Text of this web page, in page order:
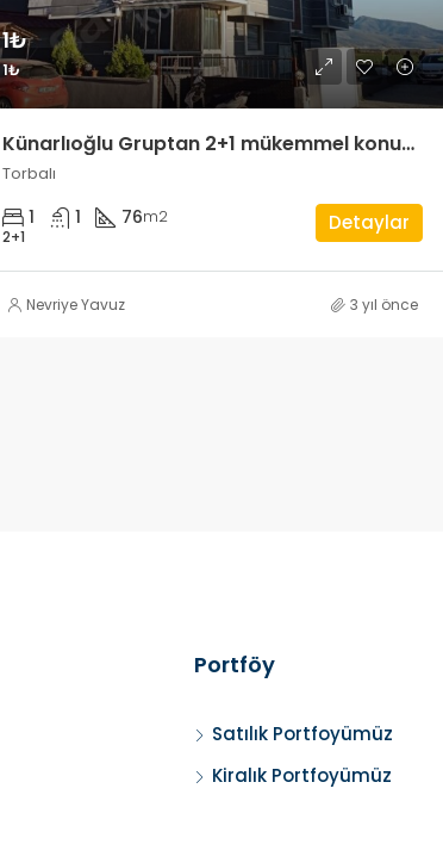
1₺
1₺
Künarlıoğlu Gruptan 2+1 mükemmel konumda
Torbalı
1 1 76m2
2+1
Detaylar
Nevriye Yavuz 3 yıl önce
Portföy
Satılık Portfoyümüz
Kiralık Portfoyümüz